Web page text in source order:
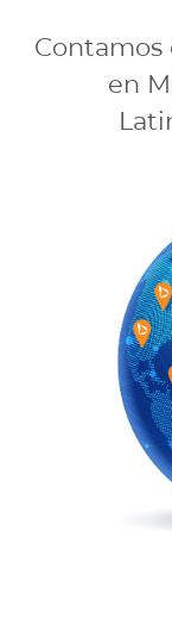
Contamos
en